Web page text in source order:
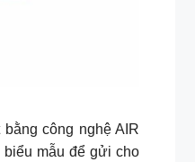
công nghệ AIR
mẫu để gửi cho